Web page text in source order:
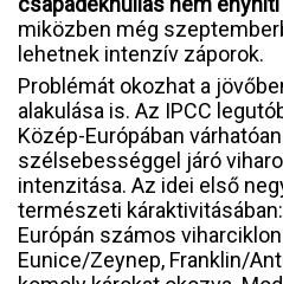
miközben még
lehetnek intenzív záporok.
Problémát okozhat a
alakulása is. Az IPCC
Közép-Európában
szélsebességgel járó
intenzitása. Az idei első
természeti
Európán számos
Eunice/Zeynep, Franklin/